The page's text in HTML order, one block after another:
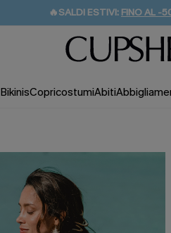
🔥SALDI ESTIVI: FINO AL -
🚚SPEDIZIONE GRATUITA
💌REGALO PER I NUOVI: 20% DI
BikinisCopricostumiAbiti